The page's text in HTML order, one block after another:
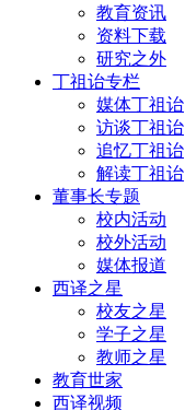
教育资讯
资料下载
研究之外
丁祖诒专栏
媒体丁祖诒
访谈丁祖诒
追忆丁祖诒
解读丁祖诒
董事长专题
校内活动
校外活动
媒体报道
西译之星
校友之星
学子之星
教师之星
教育世家
西译视频